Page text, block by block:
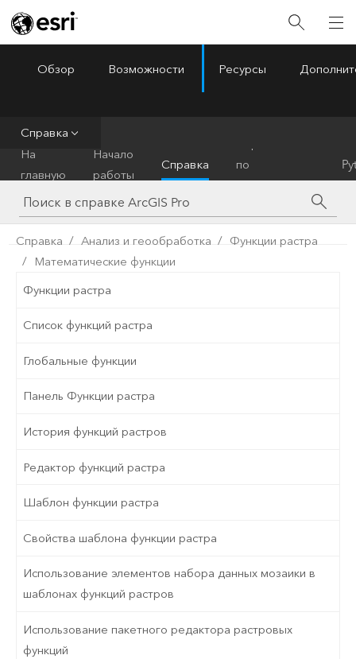
ArcGIS Pro
Обзор Возможности Ресурсы
Справка
На
главную
Начало
работы
Справка
по
инструментам
Справка Анализ и геообработка
Функции растра
Математические функции
Функции растра
Список функций растра
Глобальные функции
Панель Функции растра
История функций растров
Редактор функций растра
Шаблон функции растра
Свойства шаблона функции растра
Использование элементов набора данных мозаики в
шаблонах функций растров
Использование пакетного редактора растровых
функций